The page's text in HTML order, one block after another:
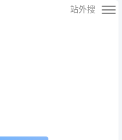
站外搜